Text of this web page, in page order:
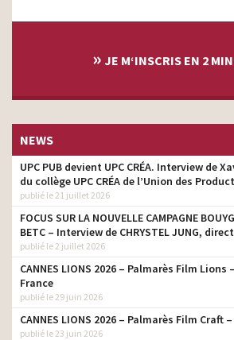
production,
son
Activia – Nouvelles
vera
des petites faims
producteur son
Charal – Vivons fort – Les
djeun’s
Mon Défi Activia 21 jours –
Karine Ferri
post-production,
Activia # Vivre en Phase
Live in Sync
Leerdammer – Le Parc
post-production,
producteur son
» JE M‘INSCRIS EN 2
NEWS
UPC PUB devient UPC CRÉA. Interview de
du collège UPC CRÉA de l’Union des
publié le 21 juillet 2026
FOCUS SUR LA NOUVELLE CAMPAGNE
BETC – Interview de CHRYSTEL JUNG,
publié le 2 juillet 2026
CANNES LIONS 2026 – Palmarès Film Lions
France
publié le 29 juin 2026
CANNES LIONS 2026 – Palmarès Film Craft
publié le 23 juin 2026